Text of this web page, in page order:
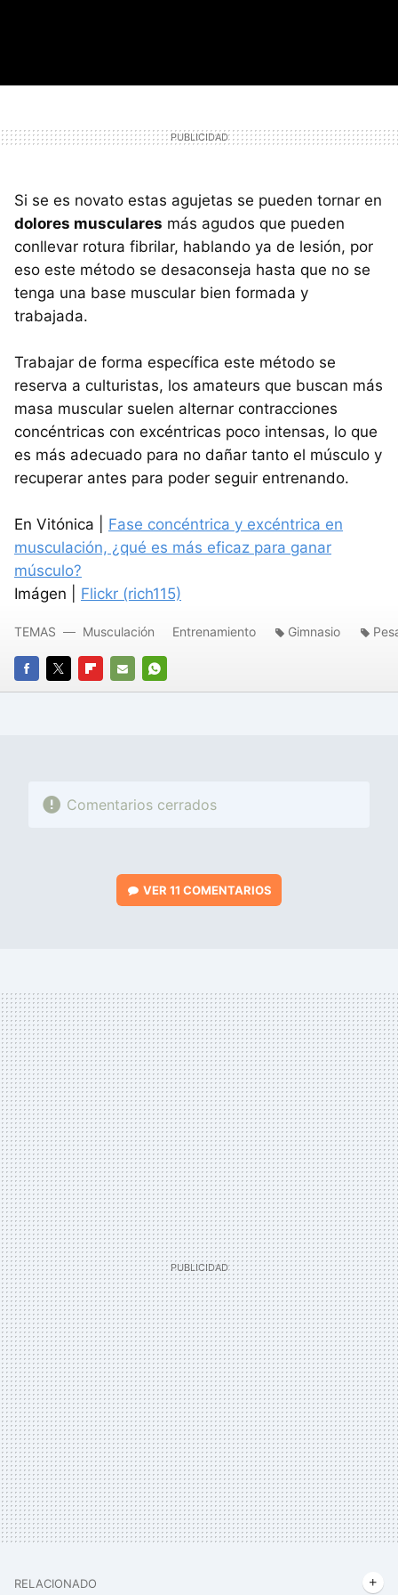
Si se es novato estas agujetas se pueden tornar en
dolores musculares más agudos que pueden
conllevar rotura fibrilar, hablando ya de lesión, por
eso este método se desaconseja hasta que no se
tenga una base muscular bien formada y
trabajada.
Trabajar de forma específica este método se
reserva a culturistas, los amateurs que buscan más
masa muscular suelen alternar contracciones
concéntricas con excéntricas poco intensas, lo que
es más adecuado para no dañar tanto el músculo y
recuperar antes para poder seguir entrenando.
En Vitónica | Fase concéntrica y excéntrica en
musculación, ¿qué es más eficaz para ganar
músculo?
Imágen | Flickr (rich115)
FACEBOOK
TWITTERFLIPBOARD
E-
WHATSAPP
TEMAS Musculación Entrenamiento Gimnasio
Comentarios cerrados
VER11 COMENTARIOS
RELACIONADO